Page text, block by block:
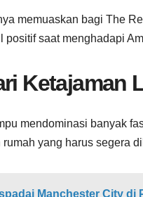
memuaskan bagi The
positif saat menghadapi
Ketajaman
mendominasi banyak
yang harus segera
Manchester City di